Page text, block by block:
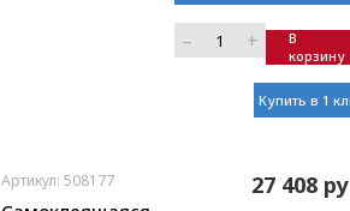
– +
В
корзину
Купить в 1
Артикул: 508177 27 408